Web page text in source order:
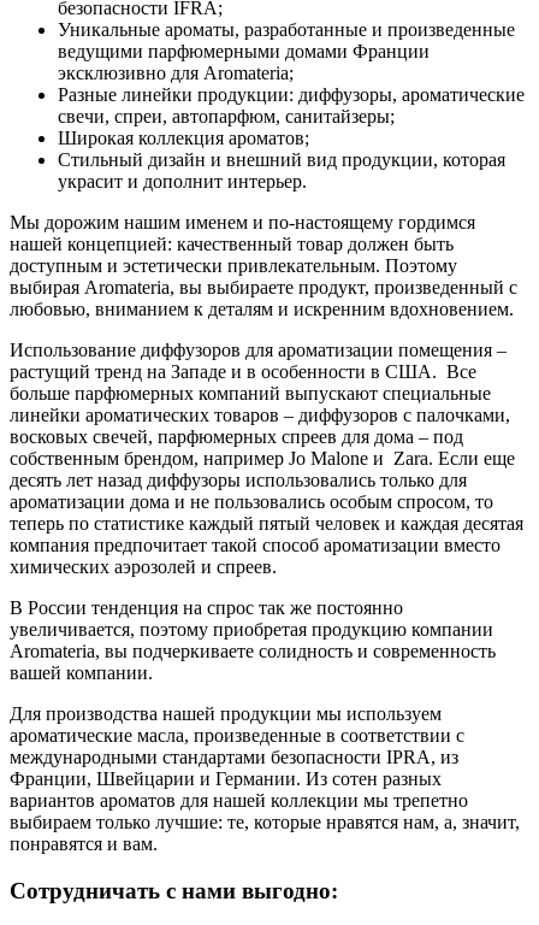
безопасности IFRA;
Уникальные ароматы, разработанные и произведенные
ведущими парфюмерными домами Франции
эксклюзивно для Aromateria;
Разные линейки продукции: диффузоры, ароматические
свечи, спреи, автопарфюм, санитайзеры;
Широкая коллекция ароматов;
Стильный дизайн и внешний вид продукции, которая
украсит и дополнит интерьер.
Мы дорожим нашим именем и по-настоящему гордимся
нашей концепцией: качественный товар должен быть
доступным и эстетически привлекательным. Поэтому
выбирая Aromateria, вы выбираете продукт, произведенный с
любовью, вниманием к деталям и искренним вдохновением.
Использование диффузоров для ароматизации помещения –
растущий тренд на Западе и в особенности в США. Все
больше парфюмерных компаний выпускают специальные
линейки ароматических товаров – диффузоров с палочками,
восковых свечей, парфюмерных спреев для дома – под
собственным брендом, например Jo Malone и Zara. Если еще
десять лет назад диффузоры использовались только для
ароматизации дома и не пользовались особым спросом, то
теперь по статистике каждый пятый человек и каждая десятая
компания предпочитает такой способ ароматизации вместо
химических аэрозолей и спреев.
В России тенденция на спрос так же постоянно
увеличивается, поэтому приобретая продукцию компании
Aromateria, вы подчеркиваете солидность и современность
вашей компании.
Для производства нашей продукции мы используем
ароматические масла, произведенные в соответствии с
международными стандартами безопасности IPRA, из
Франции, Швейцарии и Германии. Из сотен разных
вариантов ароматов для нашей коллекции мы трепетно
выбираем только лучшие: те, которые нравятся нам, а, значит,
понравятся и вам.
Сотрудничать с нами выгодно: